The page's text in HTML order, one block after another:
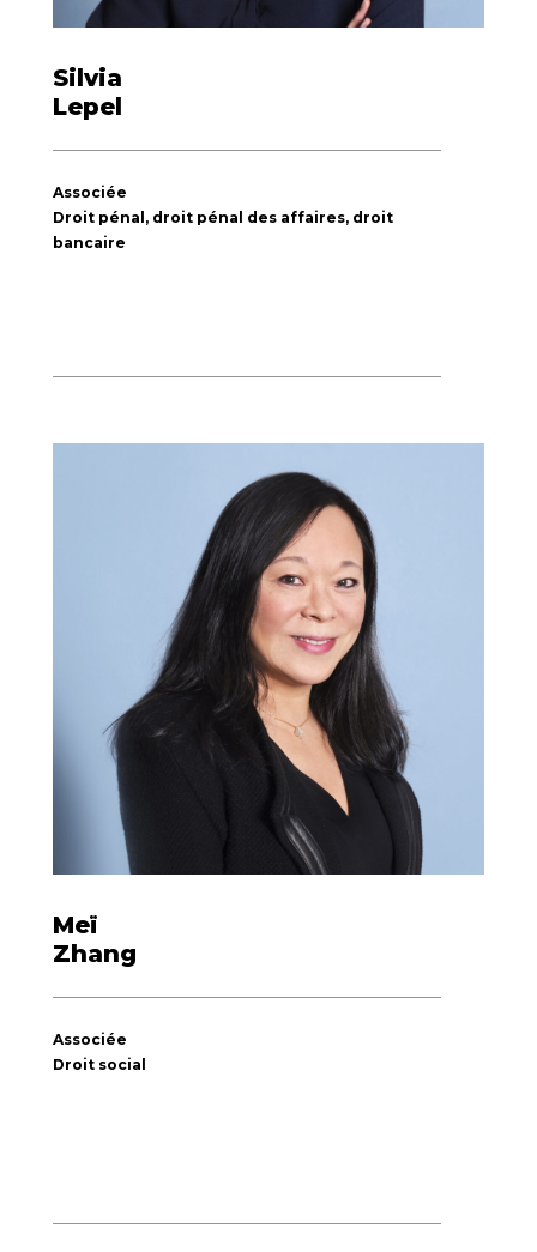
Silvia
Lepel
Associée
Droit pénal, droit pénal des affaires, droit
bancaire
Meï
Zhang
Associée
Droit social